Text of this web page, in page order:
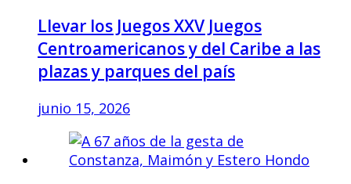
Llevar los Juegos XXV Juegos
Centroamericanos y del Caribe a las
plazas y parques del país
junio 15, 2026